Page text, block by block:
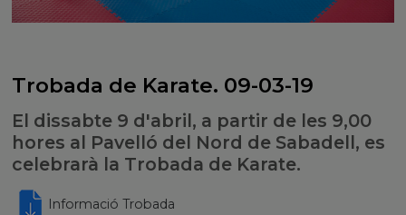
Trobada de Karate. 09-03-19
El dissabte 9 d'abril, a partir de les 9,00
hores al Pavelló del Nord de Sabadell, es
celebrarà la Trobada de Karate.
Informació Trobada